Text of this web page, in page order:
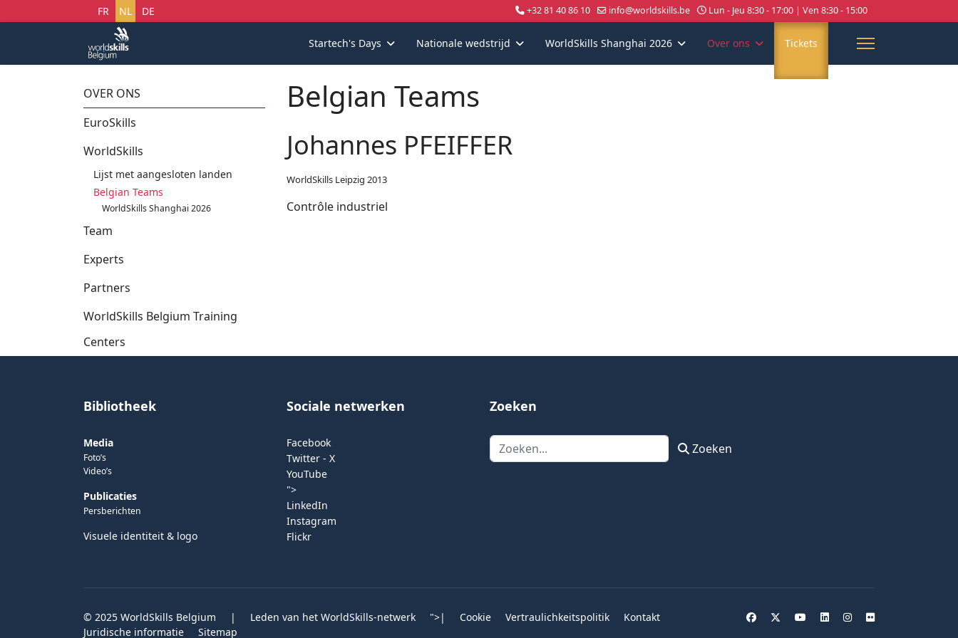
Selecteer uw taal
FR NL DE +32 81 40 86 10 info@worldskills.be Lun - Jeu 8:30 - 17:00 | Ven 8:30 - 15:00
Startech's Days Nationale wedstrijd WorldSkills Shanghai 2026 Over ons Tickets
OVER ONS
EuroSkills
WorldSkills
Lijst met aangesloten landen
Belgian Teams
WorldSkills Shanghai 2026
Team
Experts
Partners
WorldSkills Belgium Training
Centers
Belgian Teams
Johannes PFEIFFER
WorldSkills Leipzig 2013
Contrôle industriel
Bibliotheek
Media
Foto’s
Video’s
Publicaties
Persberichten
Visuele identiteit & logo
Sociale netwerken
Facebook
Twitter - X
YouTube
">
LinkedIn
Instagram
Flickr
Zoeken
Zoeken Zoeken
© 2025 WorldSkills Belgium | Leden van het WorldSkills-netwerk ">| Cookie Vertraulichkeitspolitik
Kontakt
Juridische informatie
Sitemap